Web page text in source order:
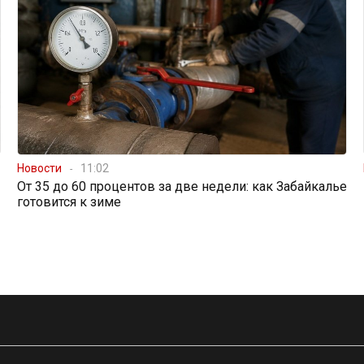
Новости 11:02
От 35 до 60 процентов за две недели: как Забайкалье
готовится к зиме